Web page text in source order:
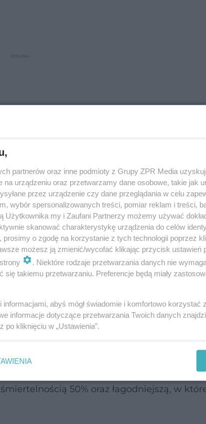
lub iksosaedralnej
co jest niezwykłe u wirusów DNA
DNA i ma długość 120-375 tysięcy par zasad
białek są dość oporne na środki
- ospa prawdziwa
posiadająca wysoki wskaźnik
50% oraz łagodniejszą, w
partnerów oraz inne podmioty z Grupy ZPR Media
na urządzeniu oraz przetwarzamy dane osobowe, takie jak
przez urządzenie czy dane przeglądania w celu
wybór spersonalizowanych treści, pomiar reklam i treści,
Użytkownika my i Zaufani Partnerzy możemy używać
skanować charakterystykę urządzenia do celów
o zgodę na korzystanie z tych technologii poprzez
możesz ją zmienić/wycofać klikając przycisk ustawień
. Niektóre rodzaje przetwarzania danych nie
się takiemu przetwarzaniu. Preferencje będą miały
informacjami, abyś mógł świadomie i komfortowo korzystać
informacje dotyczące przetwarzania Twoich danych
po kliknięciu w „Ustawienia”.